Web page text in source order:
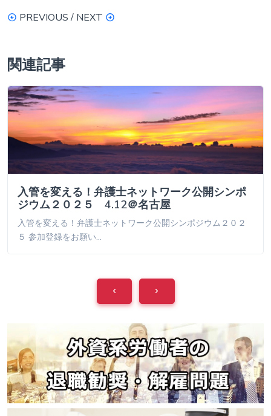
PREVIOUS / NEXT
関連記事
入管を変える！弁護士ネットワーク公開シンポ
ジウム２０２５ 4.12＠名古屋
入管を変える！弁護士ネットワーク公開シンポジウム２０２
５ 参加登録をお願い…